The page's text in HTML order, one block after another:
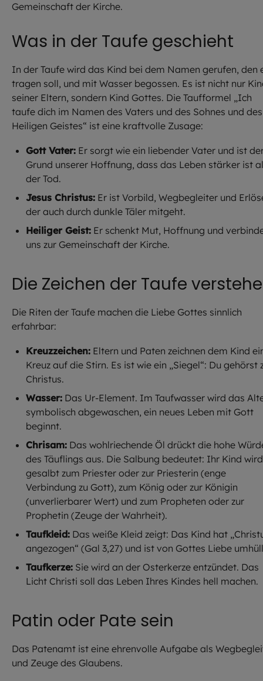
Gemeinschaft der Kirche.
Was in der Taufe geschieht
In der Taufe wird das Kind bei dem Namen gerufen, den
tragen soll, und mit Wasser begossen. Es ist nicht nur
seiner Eltern, sondern Kind Gottes. Die Taufformel „Ich
taufe dich im Namen des Vaters und des Sohnes und des
Heiligen Geistes“ ist eine kraftvolle Zusage:
Gott Vater: Er sorgt wie ein liebender Vater und ist
Grund unserer Hoffnung, dass das Leben stärker ist
der Tod.
Jesus Christus: Er ist Vorbild, Wegbegleiter und
der auch durch dunkle Täler mitgeht.
Heiliger Geist: Er schenkt Mut, Hoffnung und
uns zur Gemeinschaft der Kirche.
Die Zeichen der Taufe
Die Riten der Taufe machen die Liebe Gottes sinnlich
erfahrbar:
Kreuzzeichen: Eltern und Paten zeichnen dem Kind
Kreuz auf die Stirn. Es ist wie ein „Siegel“: Du gehörst
Christus.
Wasser: Das Ur-Element. Im Taufwasser wird das
symbolisch abgewaschen, ein neues Leben mit Gott
beginnt.
Chrisam: Das wohlriechende Öl drückt die hohe
des Täuflings aus. Die Salbung bedeutet: Ihr Kind wird
gesalbt zum Priester oder zur Priesterin (enge
Verbindung zu Gott), zum König oder zur Königin
(unverlierbarer Wert) und zum Propheten oder zur
Prophetin (Zeuge der Wahrheit).
Taufkleid: Das weiße Kleid zeigt: Das Kind hat
angezogen“ (Gal 3,27) und ist von Gottes Liebe
Taufkerze: Sie wird an der Osterkerze entzündet. Das
Licht Christi soll das Leben Ihres Kindes hell machen.
Patin oder Pate sein
Das Patenamt ist eine ehrenvolle Aufgabe als
und Zeuge des Glaubens.